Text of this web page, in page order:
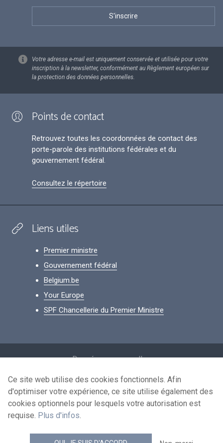
Votre adresse e-mail est uniquement conservée et utilisée pour votre
inscription à la newsletter, conformément au Règlement européen sur
la protection des données personnelles.
Points de contact
Retrouvez toutes les coordonnées de contact des
porte-parole des institutions fédérales et du
gouvernement fédéral.
Consultez le répertoire
Liens utiles
Premier ministre
Gouvernement fédéral
Belgium.be
Your Europe
SPF Chancellerie du Premier Ministre
Données personnelles
Conditions de réutilisation
Contactez-nous
news.belgium flux RSS
Ce site web utilise des cookies fonctionnels. Afin
d'optimiser votre expérience, ce site utilise également des
cookies optionnels pour lesquels votre autorisation est
requise. Plus d'infos.